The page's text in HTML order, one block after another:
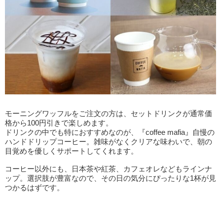
モーニングワッフルをご注文の方は、セットドリンクが通常価
格から100円引きで楽しめます。
ドリンクの中でも特におすすめなのが、『coffee mafia』自慢の
ハンドドリップコーヒー。雑味がなくクリアな味わいで、朝の
目覚めを優しくサポートしてくれます。
コーヒー以外にも、日本茶や紅茶、カフェオレなどもラインナ
ップ。選択肢が豊富なので、その日の気分にぴったりな1杯が見
つかるはずです。